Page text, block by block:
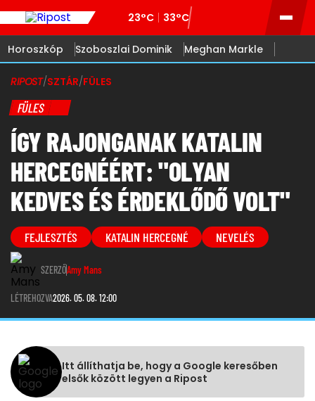
23°C 33°C
Horoszkóp Szoboszlai Dominik Meghan Markle
RIPOST/SZTÁR/FÜLES
FÜLES
ÍGY RAJONGANAK KATALIN
HERCEGNÉÉRT: "OLYAN
KEDVES ÉS ÉRDEKLŐDŐ VOLT"
FEJLESZTÉS KATALIN HERCEGNÉ NEVELÉS
SZERZŐAmy Mans
LÉTREHOZVA2026. 05. 08. 12:00
Itt állíthatja be, hogy a Google keresőben
elsők között legyen a Ripost